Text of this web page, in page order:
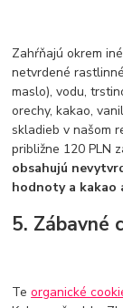
Zahŕňajú okrem
netvrdené
maslo), vodu,
orechy, kakao,
skladieb v našom
približne 120 PLN
obsahujú
hodnoty a kakao
5. Zábavné
Teorganické